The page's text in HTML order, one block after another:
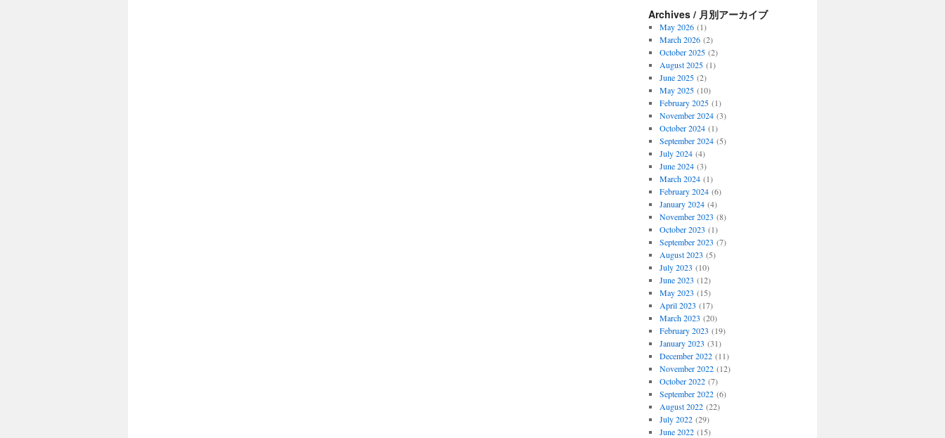
Archives / 月別アーカイブ
May 2026(1)
March 2026(2)
October 2025(2)
August 2025(1)
June 2025(2)
May 2025(10)
February 2025(1)
November 2024(3)
October 2024(1)
September 2024(5)
July 2024(4)
June 2024(3)
March 2024(1)
February 2024(6)
January 2024(4)
November 2023 (8)
October 2023 (1)
September 2023 (7)
August 2023 (5)
July 2023 (10)
June 2023 (12)
May 2023 (15)
April 2023 (17)
March 2023 (20)
February 2023 (19)
January 2023 (31)
December 2022(11)
November 2022(12)
October 2022(7)
September 2022(6)
August 2022(22)
July 2022(29)
June 2022(15)